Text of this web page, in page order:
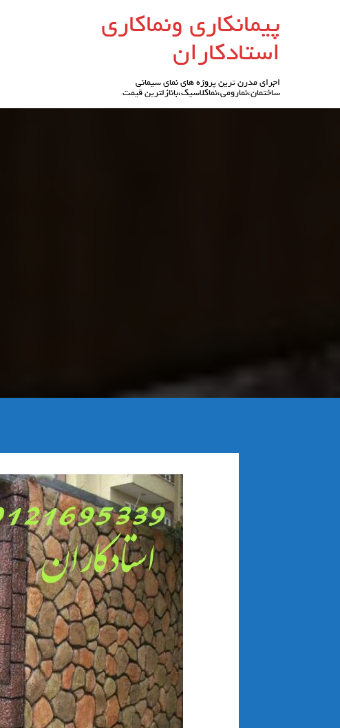
پیمانکاری ونماکاری
استادکاران
اجرای مدرن ترین پروژه های نمای سیمانی
ساختمان،نمارومی،نماکلاسیک،بانازلترین قیمت